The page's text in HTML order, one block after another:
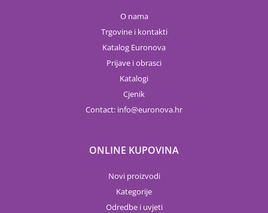
O nama
Trgovine i kontakti
Katalog Euronova
Prijave i obrasci
Katalogi
Cjenik
Contact: info euronova.hr
ONLINE KUPOVINA
Novi proizvodi
Kategorije
Odredbe i uvjeti